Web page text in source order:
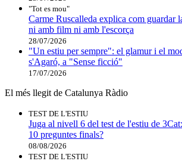
"Tot es mou"
Carme Ruscalleda explica com guardar
ni amb film ni amb l'escorça
28/07/2026
"Un estiu per sempre": el glamur i el
s'Agaró, a "Sense ficció"
17/07/2026
El més llegit de Catalunya Ràdio
TEST DE L'ESTIU
Juga al nivell 6 del test de l'estiu de
10 preguntes finals?
08/08/2026
TEST DE L'ESTIU